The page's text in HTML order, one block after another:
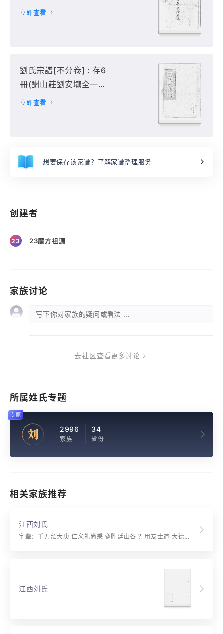
立即查看
劉氏宗譜[不分卷] : 存6
冊(酬山莊劉安壠全一祖
支派始),
立即查看
想要保存该家谱？了解家谱整理服务
创建者
23 23魔方祖源
家族讨论
写下你对家族的疑问或看法 ...
去社区查看更多讨论
所属姓氏专题
刘 2996
家族
34
省份
专题
相关家族推荐
江西刘氏
字辈：千万绍大庚 仁义礼尚秉 銮胜廷山各 ？用友士道 大德耀明堂 祖德遗徽远 宗功衍庆长 渊源诚广大 嗣续愈蕃昌 文献家传美 忠良代有光 英才兴盛世 俊彦耀明堂 诗礼遵庭训 伦常守典章 先型思丕振 为善自（启）芬（家）芳（祥）
江西刘氏